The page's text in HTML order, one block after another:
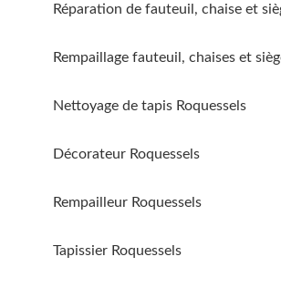
Réparation de fauteuil, chaise et
Rempaillage fauteuil, chaises et
Nettoyage de tapis Roquessels
Décorateur Roquessels
Rempailleur Roquessels
Tapissier Roquessels